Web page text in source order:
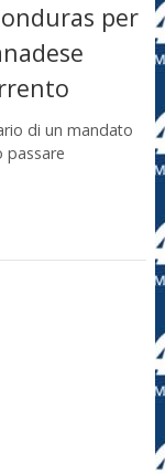
per
di un mandato
passare